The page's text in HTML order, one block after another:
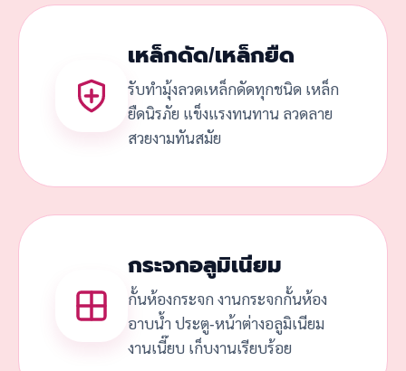
เหล็กดัด/เหล็กยืด
รับทำมุ้งลวดเหล็กดัดทุกชนิด เหล็ก
ยืดนิรภัย แข็งแรงทนทาน ลวดลาย
สวยงามทันสมัย
กระจกอลูมิเนียม
กั้นห้องกระจก งานกระจกกั้นห้อง
อาบน้ำ ประตู-หน้าต่างอลูมิเนียม
งานเนี๊ยบ เก็บงานเรียบร้อย